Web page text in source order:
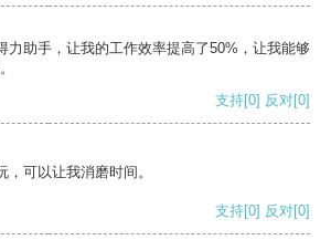
力助手，让我的工作效率提高了50%，让我能够
支持[0] 反对[0]
可以让我消磨时间。
支持[0] 反对[0]